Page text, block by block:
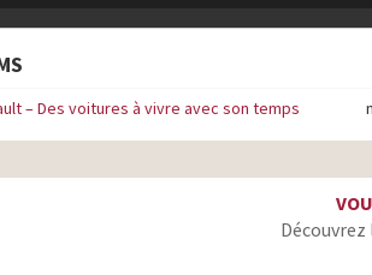
– Des voitures à vivre avec son temps
Découvrez